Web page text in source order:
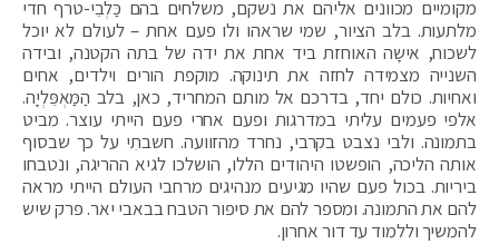
מקומיים מכוונים אליהם את נשקם, משלחים בהם כַּלְבֵי-טרף חדי
מלתעות. בלב הציור, שמי שראהו ולו פעם אחת – לעולם לא יוכל
לשכוח, אישָה האוחזת ביד אחת את ידה של בתה הקטנה, ובידה
השנייה מצמידה לחזה את תינוקה. מוקפת הורים וילדים, אחים
ואחיות. כולם יחד, בדרכם אל מותם המחריד, כאן, בלב הַמַּאְפֵּלְיָה.
אלפי פעמים עליתי במדרגות ופעם אחרי פעם הייתי עוצר. מביט
בתמונה. ולבי נצבט בקרבי, נחרד מהזוועה. חשבתִי על כך שבסוף
אותה הליכה, הופשטו היהודים הללו, הושלכו לגיא ההריגה, ונטבחו
ביריות. בכול פעם שהיו מגיעים מנהיגים מרחבי העולם הייתי מראה
להם את התמונה. ומספר להם את סיפור הטבח בבאבי יאר. פרק שיש
להמשיך וללמוד עד דור אחרון.